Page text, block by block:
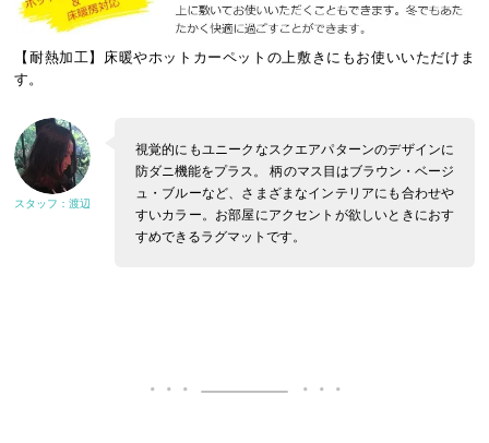
【耐熱加工】床暖やホットカーペットの上敷きにもお使いいただけま
す。
視覚的にもユニークなスクエアパターンのデザインに
防ダニ機能をプラス。
柄のマス目はブラウン・ベージ
ュ・ブルーなど、さまざまなインテリアにも合わせや
すいカラー。お部屋にアクセントが欲しいときにおす
すめできるラグマットです。